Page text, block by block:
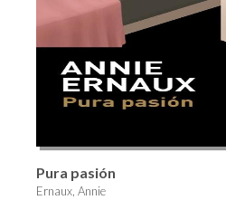
Pura pasión
Ernaux, Annie